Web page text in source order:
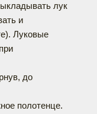
лук
и
Луковые
до
полотенце.